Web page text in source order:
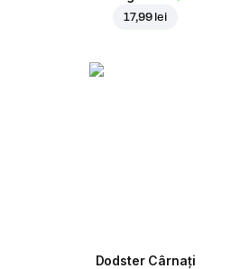
17,99 lei
Dodster Cârnați